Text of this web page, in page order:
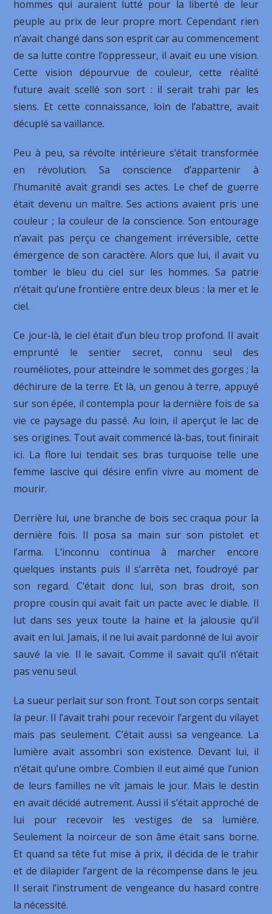
hommes qui auraient lutté pour la liberté de leur
peuple au prix de leur propre mort. Cependant rien
n’avait changé dans son esprit car au commencement
de sa lutte contre l’oppresseur, il avait eu une vision.
Cette vision dépourvue de couleur, cette réalité
future avait scellé son sort : il serait trahi par les
siens. Et cette connaissance, loin de l’abattre, avait
décuplé sa vaillance.
Peu à peu, sa révolte intérieure s’était transformée
en révolution. Sa conscience d’appartenir à
l’humanité avait grandi ses actes. Le chef de guerre
était devenu un maître. Ses actions avaient pris une
couleur ; la couleur de la conscience. Son entourage
n’avait pas perçu ce changement irréversible, cette
émergence de son caractère. Alors que lui, il avait vu
tomber le bleu du ciel sur les hommes. Sa patrie
n’était qu’une frontière entre deux bleus : la mer et le
ciel.
Ce jour-là, le ciel était d’un bleu trop profond. Il avait
emprunté le sentier secret, connu seul des
rouméliotes, pour atteindre le sommet des gorges ; la
déchirure de la terre. Et là, un genou à terre, appuyé
sur son épée, il contempla pour la dernière fois de sa
vie ce paysage du passé. Au loin, il aperçut le lac de
ses origines. Tout avait commencé là-bas, tout finirait
ici. La flore lui tendait ses bras turquoise telle une
femme lascive qui désire enfin vivre au moment de
mourir.
Derrière lui, une branche de bois sec craqua pour la
dernière fois. Il posa sa main sur son pistolet et
l’arma. L’inconnu continua à marcher encore
quelques instants puis il s’arrêta net, foudroyé par
son regard. C’était donc lui, son bras droit, son
propre cousin qui avait fait un pacte avec le diable. Il
lut dans ses yeux toute la haine et la jalousie qu’il
avait en lui. Jamais, il ne lui avait pardonné de lui avoir
sauvé la vie. Il le savait. Comme il savait qu’il n’était
pas venu seul.
La sueur perlait sur son front. Tout son corps sentait
la peur. Il l’avait trahi pour recevoir l’argent du vilayet
mais pas seulement. C’était aussi sa vengeance. La
lumière avait assombri son existence. Devant lui, il
n’était qu’une ombre. Combien il eut aimé que l’union
de leurs familles ne vît jamais le jour. Mais le destin
en avait décidé autrement. Aussi il s’était approché de
lui pour recevoir les vestiges de sa lumière.
Seulement la noirceur de son âme était sans borne.
Et quand sa tête fut mise à prix, il décida de le trahir
et de dilapider l’argent de la récompense dans le jeu.
Il serait l’instrument de vengeance du hasard contre
la nécessité.